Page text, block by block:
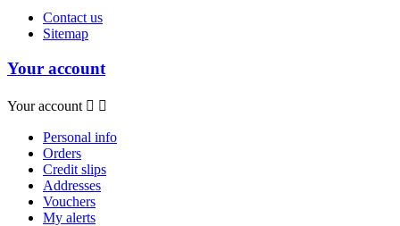
Contact us
Sitemap
Your account
Your account  
Personal info
Orders
Credit slips
Addresses
Vouchers
My alerts